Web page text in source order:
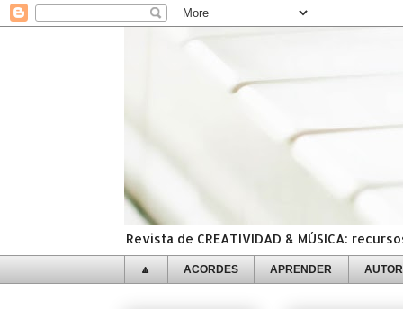
Revista de CREATIVIDAD & MÚSICA:
🔼 ACORDES APRENDER AUTOR